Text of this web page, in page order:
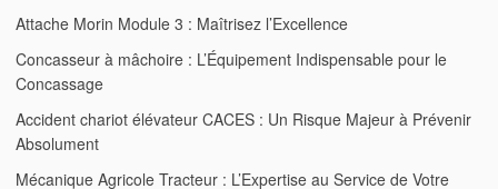
Attache Morin Module 3 : Maîtrisez l’Excellence
Concasseur à mâchoire : L’Équipement Indispensable pour le
Concassage
Accident chariot élévateur CACES : Un Risque Majeur à Prévenir
Absolument
Mécanique Agricole Tracteur : L’Expertise au Service de Votre